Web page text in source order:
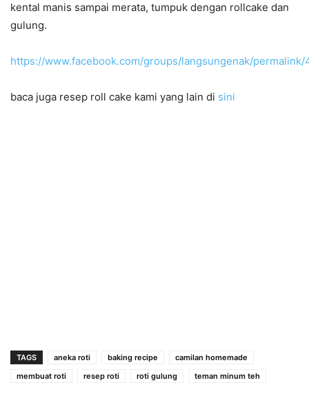
kental manis sampai merata, tumpuk dengan rollcake dan
gulung.
https://www.facebook.com/groups/langsungenak/
baca juga resep roll cake kami yang lain di sini
TAGS aneka roti baking recipe
camilan homemade
membuat roti
resep roti roti gulung teman minum teh